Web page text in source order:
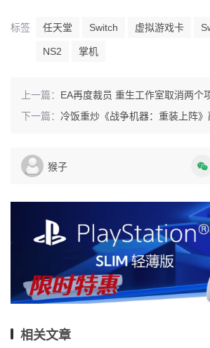
标签 任天堂 Switch 虚拟游戏卡
NS2 掌机
上一篇： EA再度裁员 重生工作室取消两个项目涉及
下一篇： 冷饭重炒《战争机器：重装上阵》敲定8月
猴子
相关文章